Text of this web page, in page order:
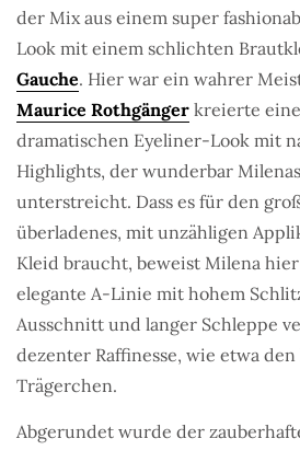
der Mix aus einem super
Look mit einem schlichten
Gauche. Hier war ein wahrer
Maurice Rothgänger kreierte
dramatischen Eyeliner-Look mit
Highlights, der wunderbar
unterstreicht. Dass es für den
überladenes, mit unzähligen
Kleid braucht, beweist Milena
elegante A-Linie mit hohem
Ausschnitt und langer Schleppe
dezenter Raffinesse, wie etwa
Trägerchen.
Abgerundet wurde der